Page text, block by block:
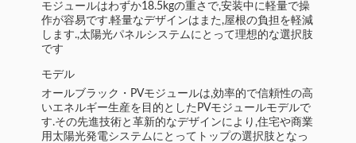
モジュールはわずか18.5kgの重さで,安装中に軽量で操
作が容易です.軽量なデザインはまた,屋根の負担を軽減
します.,太陽光パネルシステムにとって理想的な選択肢
です
モデル
オールブラック・PVモジュールは,効率的で信頼性の高
いエネルギー生産を目的としたPVモジュールモデルで
す.その先進技術と革新的なデザインにより,住宅や商業
用太陽光発電システムにとってトップの選択肢となっ